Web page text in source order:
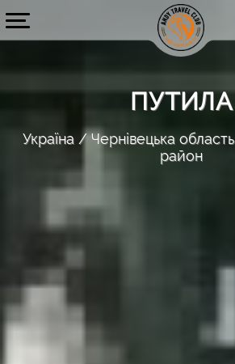
ПУТИЛА
Україна Чернівецька область
район